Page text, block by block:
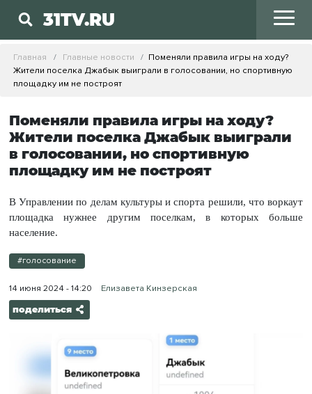
31TV.RU
Главная Главные новости
Поменяли правила игры на ходу?
Жители поселка Джабык выиграли в голосовании, но спортивную
площадку им не построят
Поменяли правила игры на ходу?
Жители поселка Джабык выиграли
в голосовании, но спортивную
площадку им не построят
В Управлении по делам культуры и спорта решили, что воркаут
площадка нужнее другим поселкам, в которых больше
население.
#голосование
14 июня 2024 - 14:20 Елизавета Кинзерская
поделиться